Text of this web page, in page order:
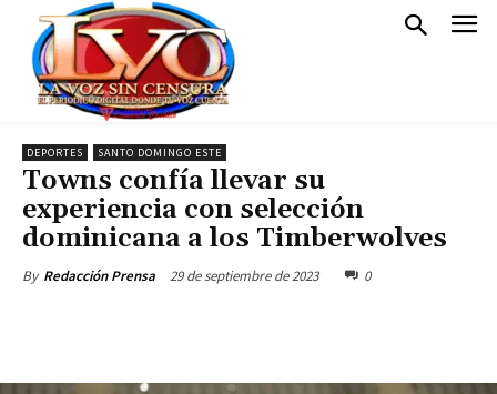
DEPORTES SANTO DOMINGO ESTE
Towns confía llevar su
experiencia con selección
dominicana a los Timberwolves
By Redacción Prensa 29 de septiembre de 2023 0